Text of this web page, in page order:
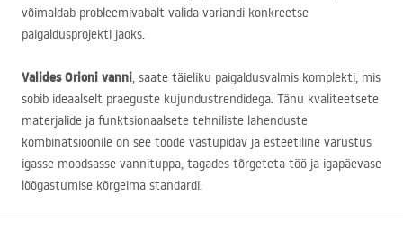
võimaldab probleemivabalt valida variandi konkreetse
paigaldusprojekti jaoks.
Valides Orioni vanni, saate täieliku paigaldusvalmis komplekti, mis
sobib ideaalselt praeguste kujundustrendidega. Tänu kvaliteetsete
materjalide ja funktsionaalsete tehniliste lahenduste
kombinatsioonile on see toode vastupidav ja esteetiline varustus
igasse moodsasse vannituppa, tagades tõrgeteta töö ja igapäevase
lõõgastumise kõrgeima standardi.